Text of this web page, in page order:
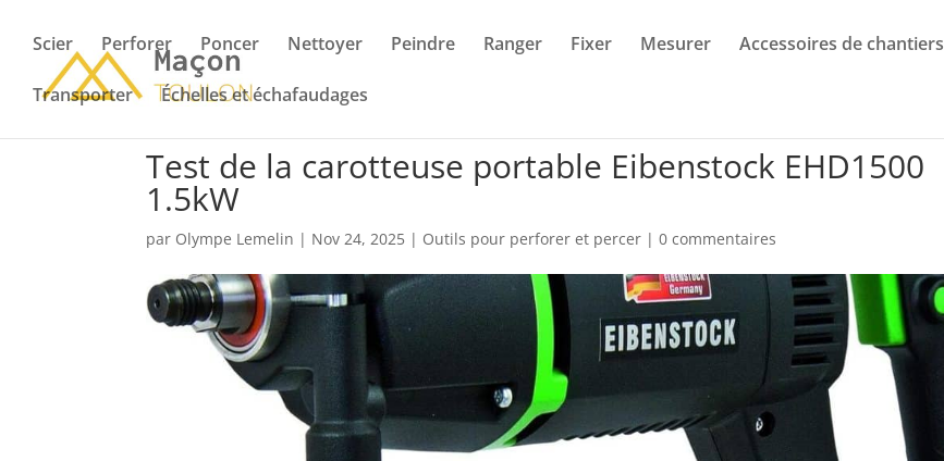
Scier Perforer Poncer Nettoyer Peindre Ranger Fixer Mesurer Accessoires de chantiers
Transporter Échelles et échafaudages
Test de la carotteuse portable Eibenstock EHD1500
1.5kW
par Olympe Lemelin | Nov 24, 2025 | Outils pour perforer et percer |0 commentaires